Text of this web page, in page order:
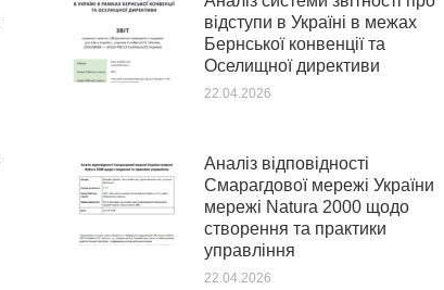
відступи в Україні в межах
Бернської конвенції та
Оселищної директиви
22.04.2026
Аналіз відповідності
Смарагдової мережі України
мережі Natura 2000 щодо
створення та практики
управління
22.04.2026